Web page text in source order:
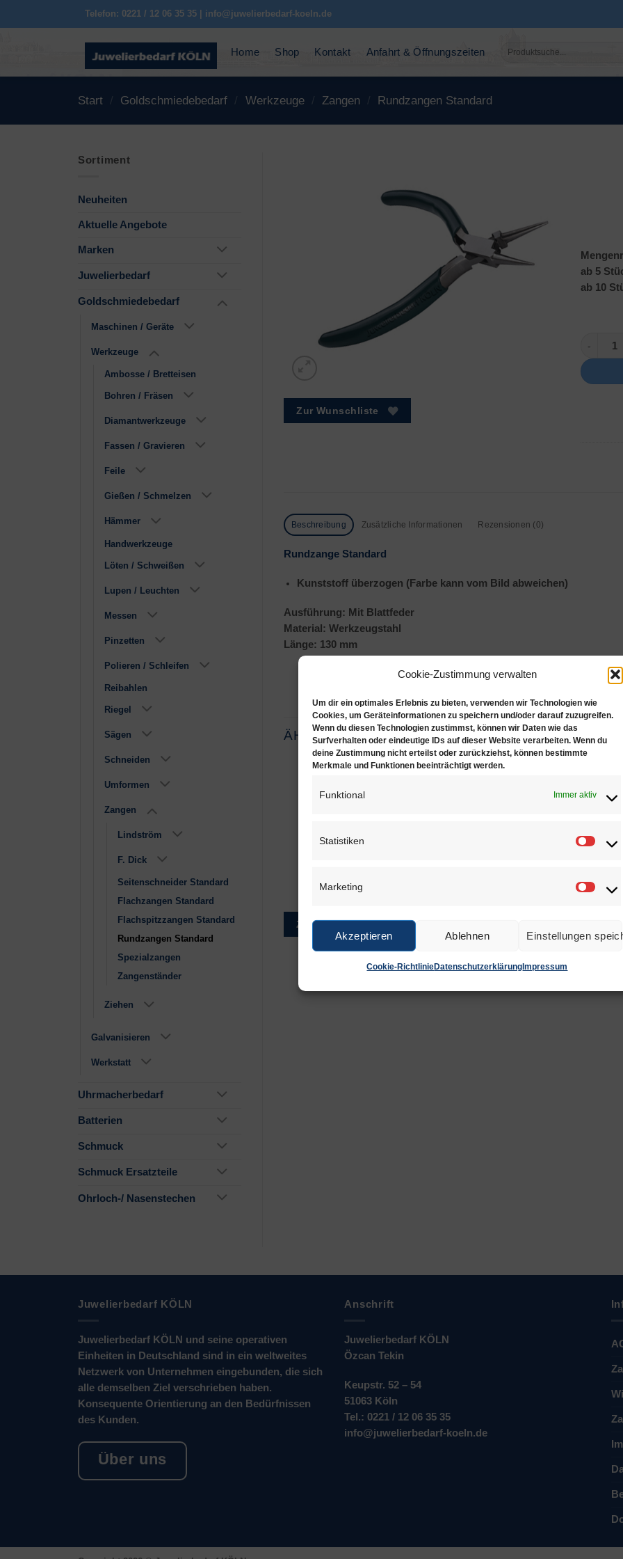
Cookie-Zustimmung verwalten
Um dir ein optimales Erlebnis zu bieten, verwenden wir Technologien wie
Cookies, um Geräteinformationen zu speichern und/oder darauf zuzugreifen.
Wenn du diesen Technologien zustimmst, können wir Daten wie das
Surfverhalten oder eindeutige IDs auf dieser Website verarbeiten. Wenn du
deine Zustimmung nicht erteilst oder zurückziehst, können bestimmte
Merkmale und Funktionen beeinträchtigt werden.
Funktional Immer aktiv
Statistiken
Marketing
Akzeptieren Ablehnen Einstellungen
Cookie-RichtlinieDatenschutzerklärung Impressum
Telefon: 0221 / 12 06 35 35 | info@juwelierbedarf-koeln.de
Home Shop Kontakt Anfahrt & Öffnungszeiten
Suchen
Start / Goldschmiedebedarf / Werkzeuge / Zangen / Rundzangen Standard
Sortiment
Neuheiten
Aktuelle Angebote
Marken
Juwelierbedarf
Goldschmiedebedarf
Maschinen / Geräte
Werkzeuge
Ambosse / Bretteisen
Bohren / Fräsen
Diamantwerkzeuge
Fassen / Gravieren
Feile
Gießen / Schmelzen
Hämmer
Handwerkzeuge
Löten / Schweißen
Lupen / Leuchten
Messen
Pinzetten
Polieren / Schleifen
Reibahlen
Riegel
Sägen
Schneiden
Umformen
Zangen
Lindström
F. Dick
Seitenschneider Standard
Flachzangen Standard
Flachspitzzangen Standard
Rundzangen Standard
Spezialzangen
Zangenständer
Ziehen
Galvanisieren
Werkstatt
Uhrmacherbedarf
Batterien
Schmuck
Schmuck Ersatzteile
Ohrloch-/ Nasenstechen
Zur Wunschliste
ab 5
ab 10
Mit
Beschreibung Zusätzliche Informationen Rezensionen (0)
Rundzange Standard
Kunststoff überzogen (Farbe kann vom Bild abweichen)
Ausführung: Mit Blattfeder
Material: Werkzeugstahl
Länge: 130 mm
ÄHNLICHE PRODUKTE
€14,90
Zur Wunschliste
115mm
Zur Wunschliste
Juwelierbedarf KÖLN
Juwelierbedarf KÖLN und seine operativen
Einheiten in Deutschland sind in ein weltweites
Netzwerk von Unternehmen eingebunden, die sich
alle demselben Ziel verschrieben haben.
Konsequente Orientierung an den Bedürfnissen
des Kunden.
Über uns
Anschrift
Juwelierbedarf KÖLN
Özcan Tekin
Keupstr. 52 – 54
51063 Köln
Tel.: 0221 / 12 06 35 35
info@juwelierbedarf-koeln.de